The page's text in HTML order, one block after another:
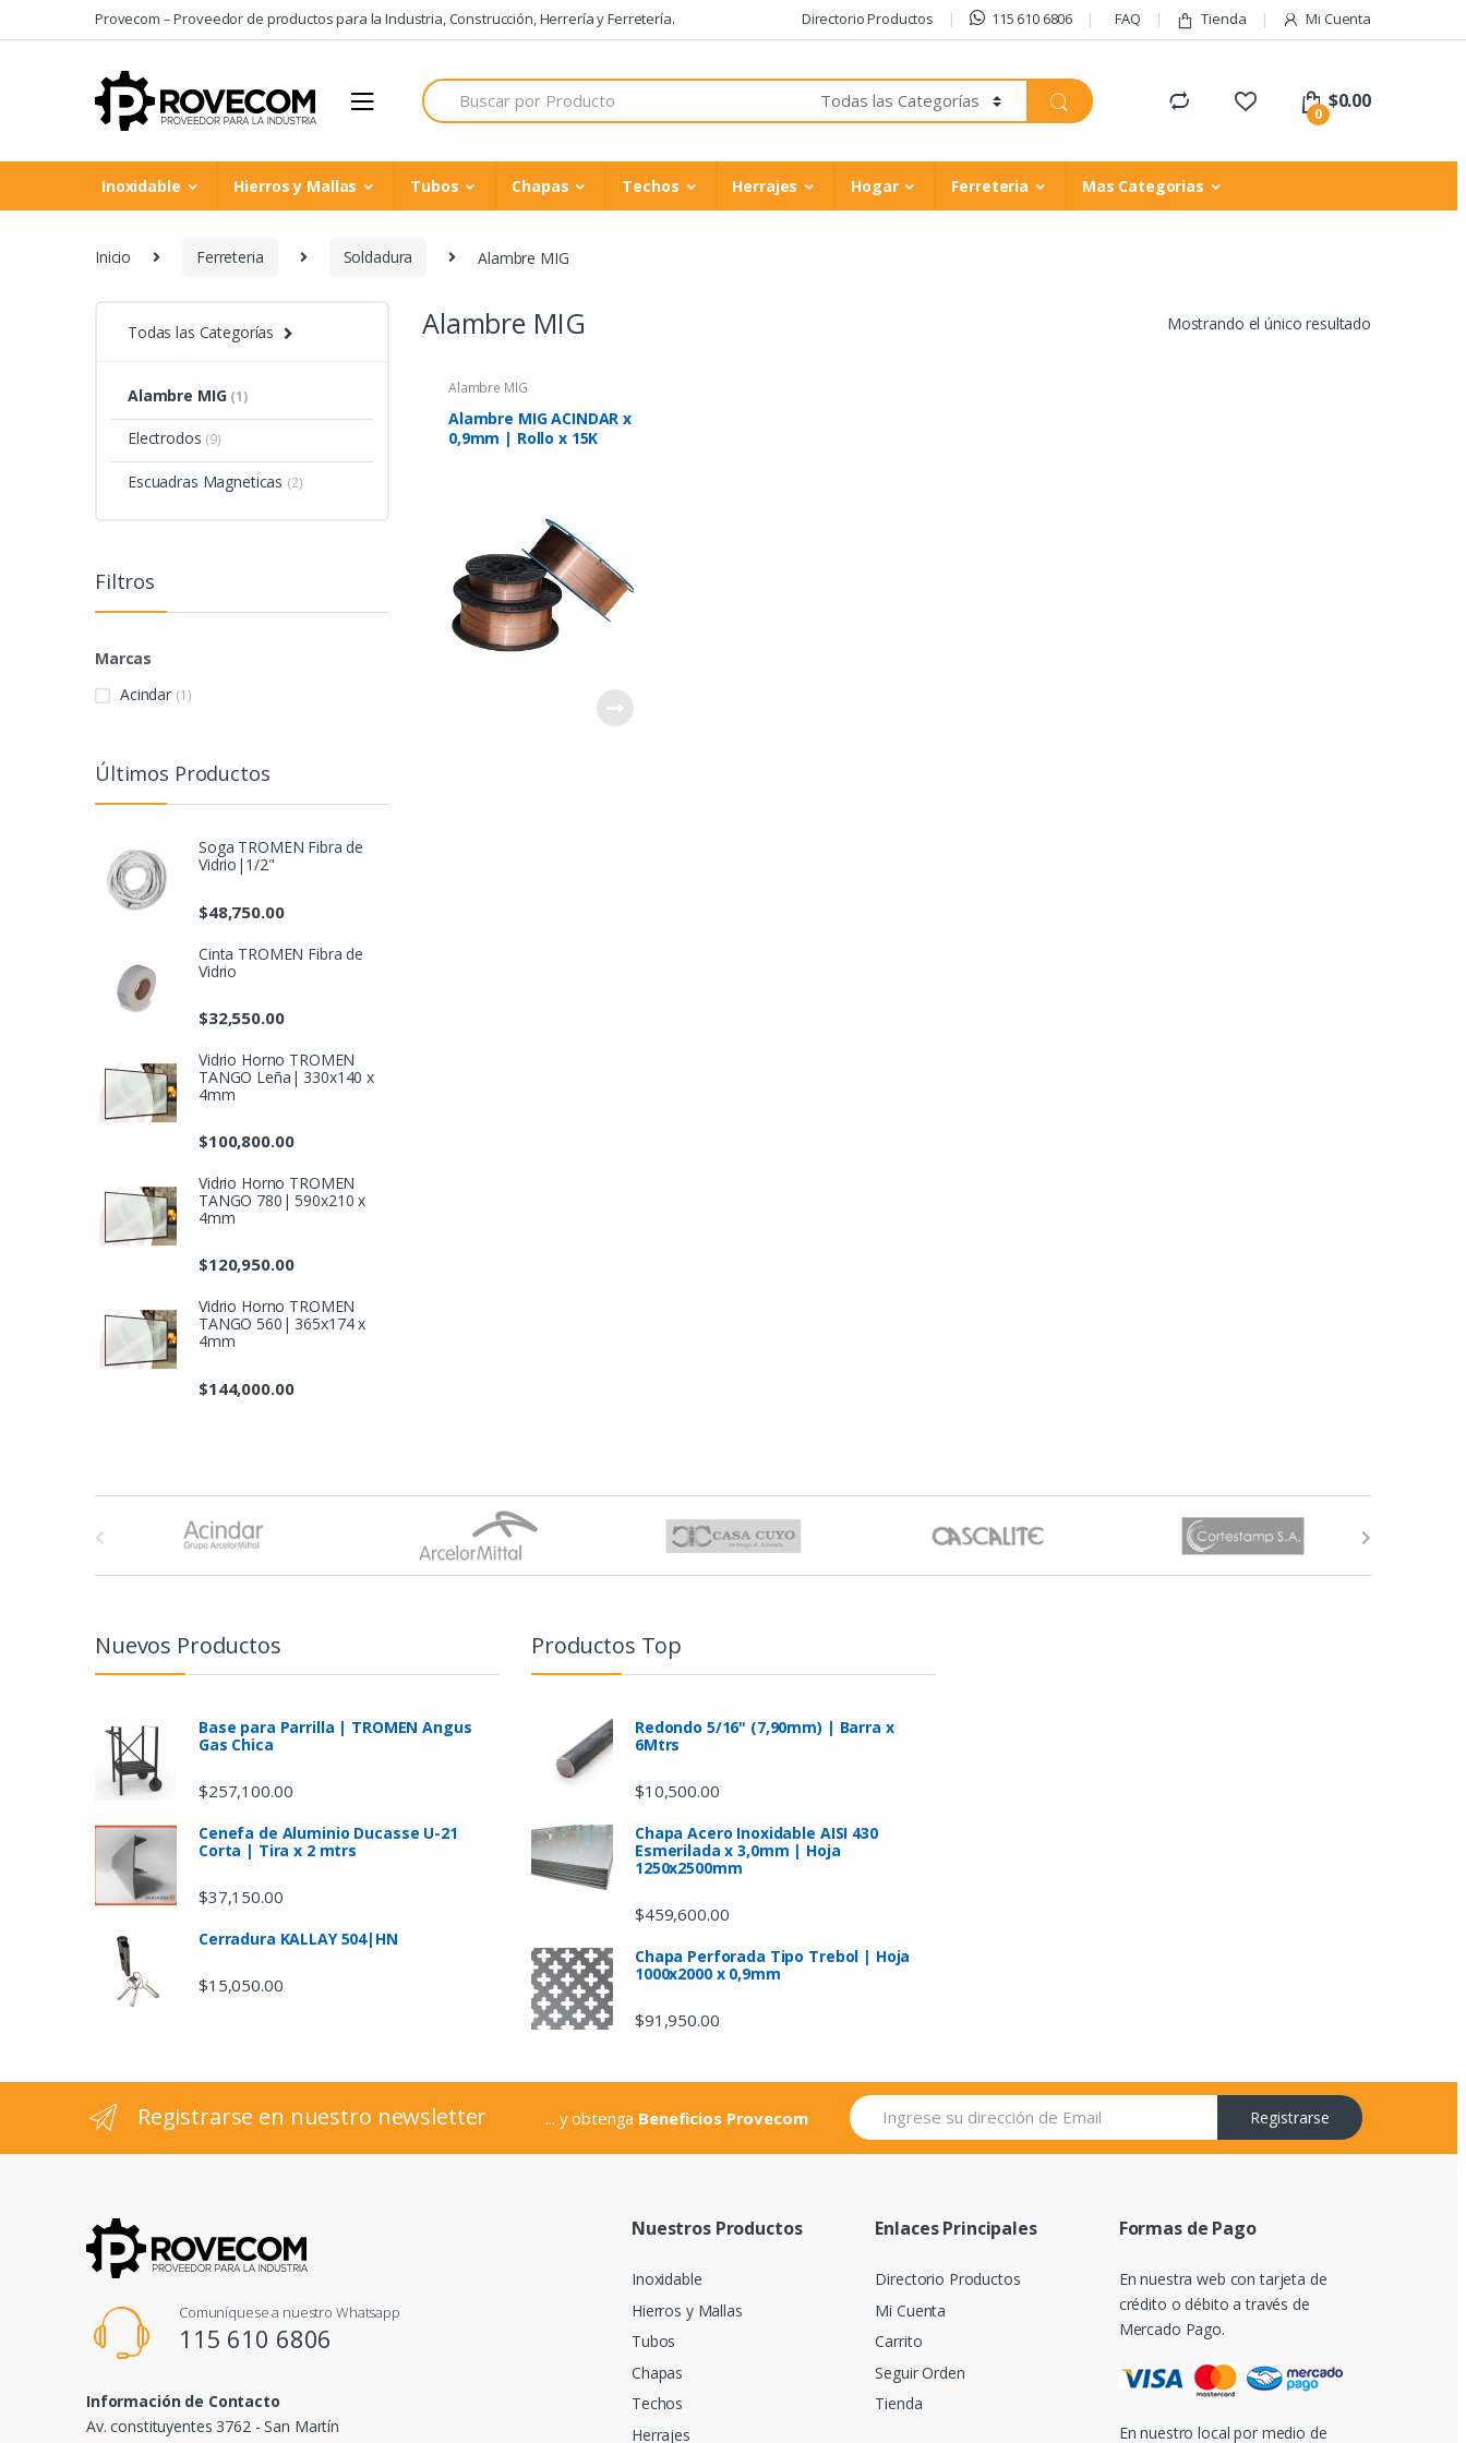
to
to
Provecom – Proveedor de productos para la Industria, Construcción, Herrería y Ferretería. Directorio Productos 115 610 6806 FAQ Tienda Mi Cuenta
Search
for:
0
$0.00
Inoxidable Hierros y Mallas Tubos Chapas Techos Herrajes Hogar Ferreteria Mas Categorias
Inicio Ferreteria Soldadura Alambre MIG
Alambre MIG Mostrando el único resultado
Alambre MIG
Alambre MIG ACINDAR x
0,9mm | Rollo x 15K
Todas las Categorías
Alambre MIG (1)
Electrodos (9)
Escuadras Magneticas (2)
Filtros
Marcas
Acindar (1)
Últimos Productos
Soga TROMEN Fibra de
Vidrio|1/2"
$48,750.00
Cinta TROMEN Fibra de
Vidrio
$32,550.00
Vidrio Horno TROMEN
TANGO Leña| 330x140 x
4mm
$100,800.00
Vidrio Horno TROMEN
TANGO 780| 590x210 x
4mm
$120,950.00
Vidrio Horno TROMEN
TANGO 560| 365x174 x
4mm
$144,000.00
l
Nuevos Productos
Base para Parrilla | TROMEN Angus
Gas Chica
$257,100.00
Cenefa de Aluminio Ducasse U-21
Corta | Tira x 2 mtrs
$37,150.00
Cerradura KALLAY 504|HN
$15,050.00
Productos Top
Redondo 5/16" (7,90mm) | Barra x
6Mtrs
$10,500.00
Chapa Acero Inoxidable AISI 430
Esmerilada x 3,0mm | Hoja
1250x2500mm
$459,600.00
Chapa Perforada Tipo Trebol | Hoja
1000x2000 x 0,9mm
$91,950.00
Registrarse en nuestro newsletter ... y obtenga Beneficios Provecom Registrarse
Comuníquese a nuestro Whatsapp
115 610 6806
Información de Contacto
Av. constituyentes 3762 - San Martín
Nuestros Productos
Inoxidable
Hierros y Mallas
Tubos
Chapas
Techos
Herrajes
Enlaces Principales
Directorio Productos
Mi Cuenta
Carrito
Seguir Orden
Tienda
Formas de Pago
En nuestra web con tarjeta de
crédito o débito a través de
Mercado Pago.
En nuestro local por medio de